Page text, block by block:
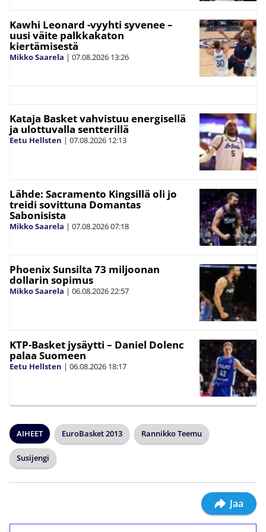
Kawhi Leonard -vyyhti syvenee –
uusi väite palkkakaton
kiertämisestä
Mikko Saarela | 07.08.2026 13:26
Kataja Basket vahvistuu energisellä
ja ulottuvalla sentterillä
Eetu Hellsten | 07.08.2026 12:13
Lähde: Sacramento Kingsillä oli jo
treidi sovittuna Domantas
Sabonisista
Mikko Saarela | 07.08.202607:18
Phoenix Sunsilta 73 miljoonan
dollarin sopimus
Mikko Saarela | 06.08.202622:57
KTP-Basket jysäytti – Daniel Dolenc
palaa Suomeen
Eetu Hellsten | 06.08.2026 18:17
AIHEET EuroBasket 2013 Rannikko Teemu
Susijengi
Jaa